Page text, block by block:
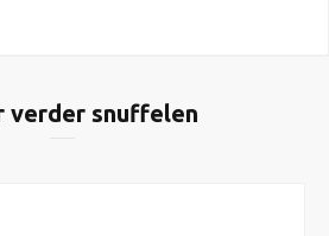
verder snuffelen